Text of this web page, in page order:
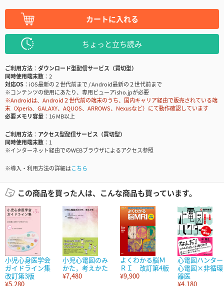
カートに入れる
ちょっと立ち読み
ご利用方法
ダウンロード型配信サービス（買切型）
同時使用端末数
2
対応OS
iOS最新の２世代前まで / Android最新の２世代前まで
※コンテンツの使用にあたり、専用ビューアisho.jpが必要
※Androidは、Android２世代前の端末のうち、国内キャリア経由で販売されている端
末（Xperia、GALAXY、AQUOS、ARROWS、Nexusなど）にて動作確認しています
必要メモリ容量
16 MB以上
ご利用方法
アクセス型配信サービス（買切型）
同時使用端末数
1
※インターネット経由でのWEBブラウザによるアクセス参照
※導入・利用方法の詳細はこちら
この商品を買った人は、こんな商品も買っています。
小児心身医学会
ガイドライン集
改訂第3版
¥5,280
小児心電図のみ
かた，考えかた
¥7,480
よくわかる脳Ｍ
ＲＩ 改訂第4版
¥9,900
心電図ハンター
心電図×非循環
器医
¥4,180